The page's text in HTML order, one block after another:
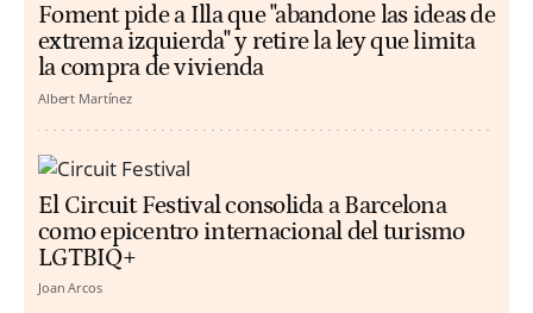
Foment pide a Illa que "abandone las ideas de
extrema izquierda" y retire la ley que limita
la compra de vivienda
Albert Martínez
El Circuit Festival consolida a Barcelona
como epicentro internacional del turismo
LGTBIQ+
Joan Arcos